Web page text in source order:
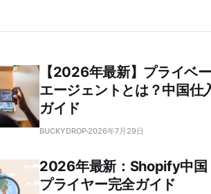
【2026年最新】プライベ
エージェントとは？中国仕
ガイド
BUCKYDROP 2026年7月29日
2026年最新：Shopify中国
プライヤー完全ガイド